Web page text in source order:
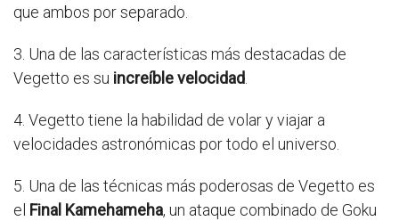
que ambos por separado.
3. Una de las características más destacadas de
Vegetto es su increíble velocidad
4. Vegetto tiene la habilidad de volar y viajar a
velocidades astronómicas por todo el universo.
5. Una de las técnicas más poderosas de Vegetto es
el Final Kamehameha, un ataque combinado de Goku